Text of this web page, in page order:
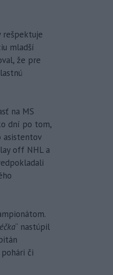
rešpektuje
mladší
že pre
na MS
dní po tom,
asistentov
off NHL a
“ nastúpil
či